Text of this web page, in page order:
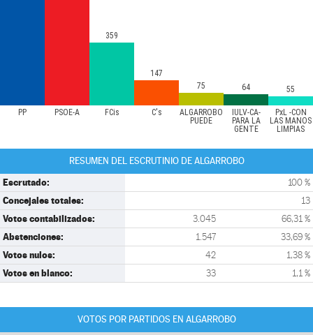
PP PSOE-A FCis C's
ALGARROBO
PUEDE
IULV-CA-
PARA LA
GENTE
PxL -CON
LAS MANOS
LIMPIAS
359
147
75
64 55
RESUMEN DEL ESCRUTINIO DE ALGARROBO
Escrutado: 100 %
Concejales totales: 13
Votos contabilizados: 3.045 66,31 %
Abstenciones: 1.547 33,69 %
Votos nulos: 42 1,38 %
Votos en blanco: 33 1,1 %
VOTOS POR PARTIDOS EN ALGARROBO